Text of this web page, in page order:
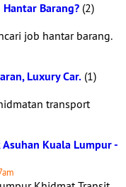
Hantar Barang? (2)
job hantar barang.
Luxury Car. (1)
transport
Kuala Lumpur -